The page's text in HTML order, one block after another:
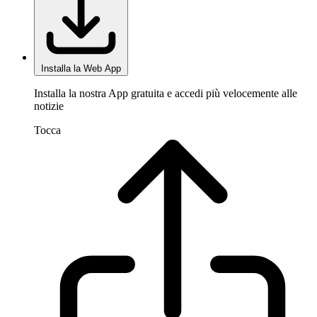
Installa la Web App
Installa la nostra App gratuita e accedi più velocemente alle
notizie
Tocca